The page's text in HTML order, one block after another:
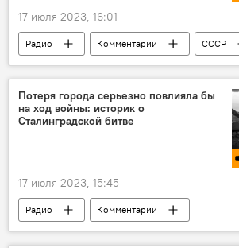
17 июля 2023, 16:01
Радио Комментарии
СССР
История
Германия
Потеря города серьезно повлияла бы
на ход войны: историк о
Сталинградской битве
17 июля 2023, 15:45
Радио
Комментарии
Великая Отечественная война
История